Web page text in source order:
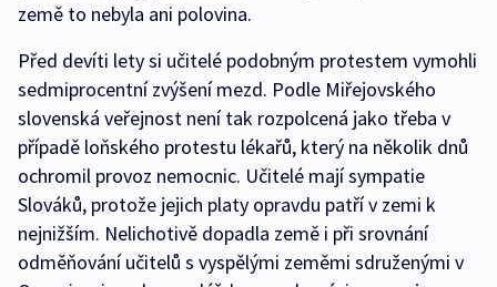
země to nebyla ani polovina.
Před devíti lety si učitelé podobným protestem vymohli
sedmiprocentní zvýšení mezd. Podle Miřejovského
slovenská veřejnost není tak rozpolcená jako třeba v
případě loňského protestu lékařů, který na několik dnů
ochromil provoz nemocnic. Učitelé mají sympatie
Slováků, protože jejich platy opravdu patří v zemi k
nejnižším. Nelichotivě dopadla země i při srovnání
odměňování učitelů s vyspělými zeměmi sdruženými v